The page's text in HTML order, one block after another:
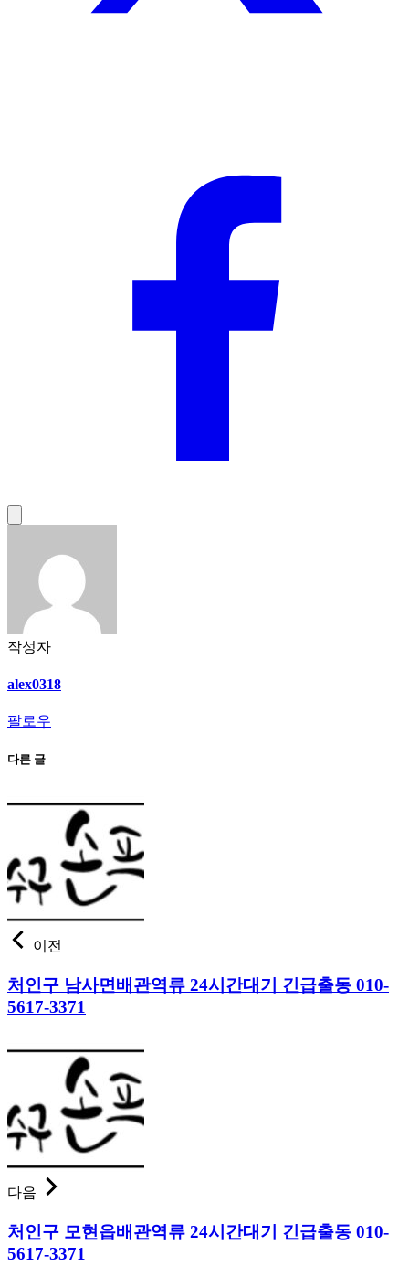
작성자
alex0318
팔로우
다른 글
이전
처인구 남사면배관역류 24시간대기 긴급출동 010-
5617-3371
다음
처인구 모현읍배관역류 24시간대기 긴급출동 010-
5617-3371